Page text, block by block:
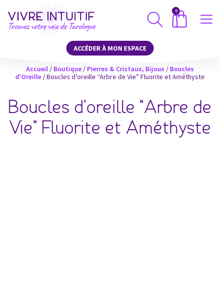
0
ACCÉDER À MON ESPACE
Accueil / Boutique / Pierres & Cristaux, Bijoux / Boucles
d'Oreille / Boucles d’oreille “Arbre de Vie” Fluorite et Améthyste
Boucles d’oreille “Arbre de
Vie” Fluorite et Améthyste